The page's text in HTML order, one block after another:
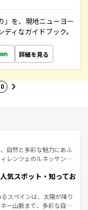
」を、現地ニューヨー
ィなガイドブック。
詳細を見る
自然と多彩な魅力にあふ
レンツェのルネッサンス
景やアマルフィ海岸の絶
観光の合間には、本場の
ア料理を堪能することも
で、すべての瞬間を楽し
気スポット・知ってお
スペインは、太陽が降り
ー山脈まで、多彩な自然